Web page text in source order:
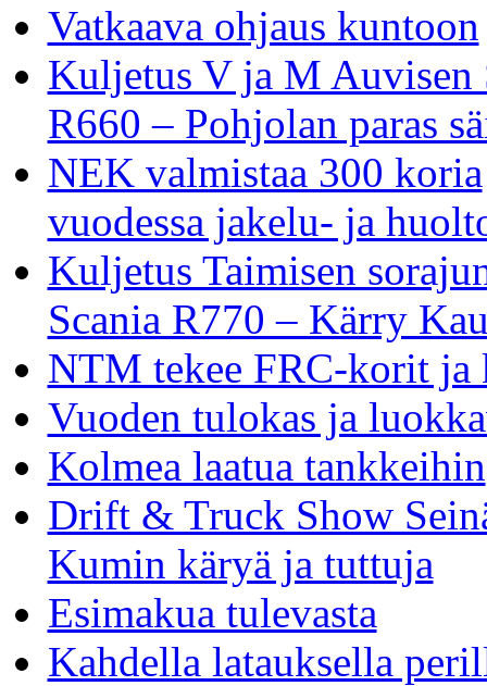
Vatkaava ohjaus kuntoon
Kuljetus V ja M Auvisen
R660 – Pohjolan paras
NEK valmistaa 300 koria
vuodessa jakelu- ja
Kuljetus Taimisen
Scania R770 – Kärry
NTM tekee FRC-korit ja
Vuoden tulokas ja
Kolmea laatua tankkeihin
Drift & Truck Show
Kumin käryä ja tuttuja
Esimakua tulevasta
Kahdella latauksella